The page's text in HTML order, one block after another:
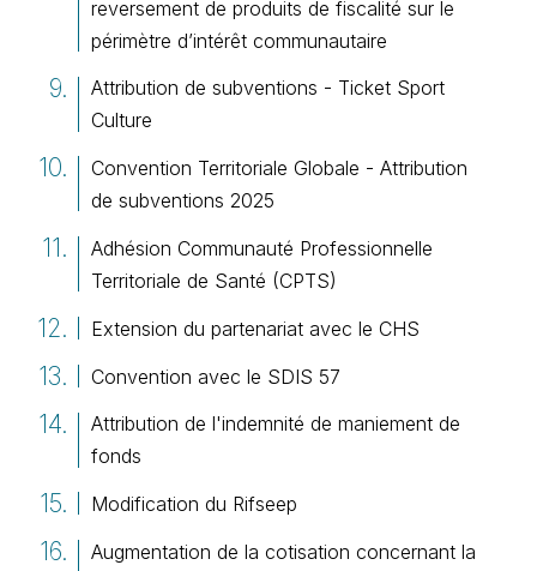
reversement de produits de fiscalité sur le
périmètre d’intérêt communautaire
Attribution de subventions - Ticket Sport
Culture
Convention Territoriale Globale - Attribution
de subventions 2025
Adhésion Communauté Professionnelle
Territoriale de Santé (CPTS)
Extension du partenariat avec le CHS
Convention avec le SDIS 57
Attribution de l'indemnité de maniement de
fonds
Modification du Rifseep
Augmentation de la cotisation concernant la